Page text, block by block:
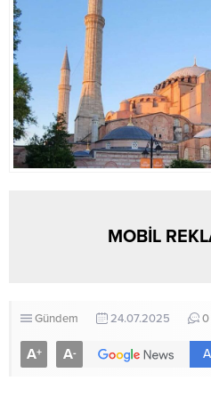
MOBİL
Gündem 24.07.2025 0
A+ A-